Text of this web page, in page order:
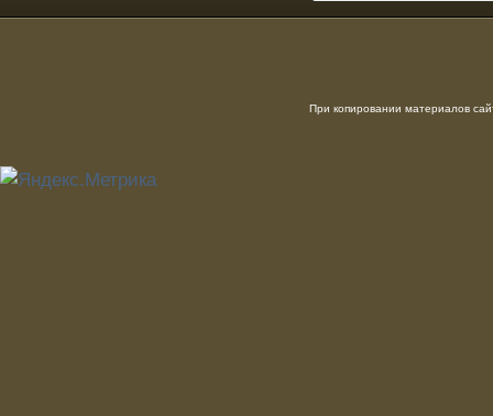
При копировании материалов